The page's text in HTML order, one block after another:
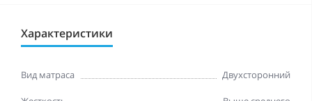
Характеристики
Вид матраса Двухсторонний